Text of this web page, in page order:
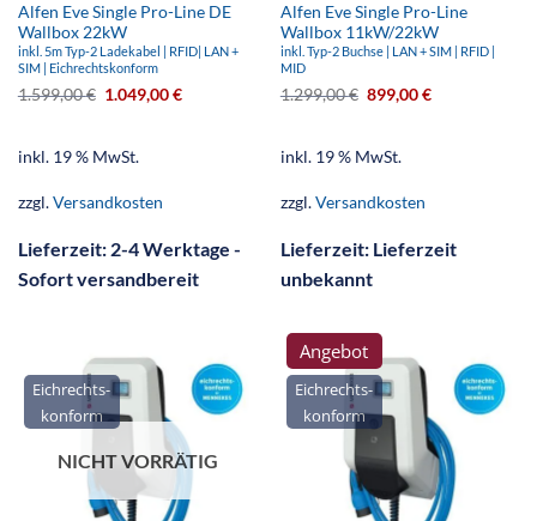
Alfen Eve Single Pro-Line DE
Wallbox 22kW
inkl. 5m Typ-2 Ladekabel | RFID| LAN +
SIM | Eichrechtskonform
1.599,00€ 1.049,00€
inkl. 19 % MwSt.
zzgl.Versandkosten
Lieferzeit: 2-4 Werktage -
Sofort versandbereit
Alfen Eve Single Pro-Line
Wallbox 11kW/22kW
inkl. Typ-2 Buchse | LAN + SIM | RFID |
MID
1.299,00€ 899,00€
inkl. 19 % MwSt.
zzgl.Versandkosten
Lieferzeit: Lieferzeit
unbekannt
Eichrechts-
konform
NICHT VORRÄTIG
Angebot
Eichrechts-
konform